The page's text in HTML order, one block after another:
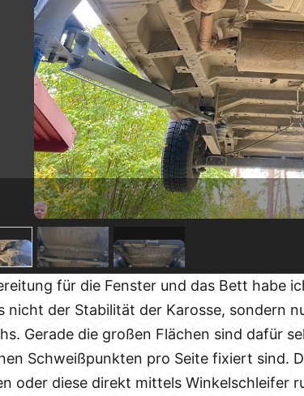
für die Fenster und das Bett habe
nicht der Stabilität der Karosse, sondern
Gerade die großen Flächen sind dafür
Schweißpunkten pro Seite fixiert sind.
oder diese direkt mittels Winkelschleifer